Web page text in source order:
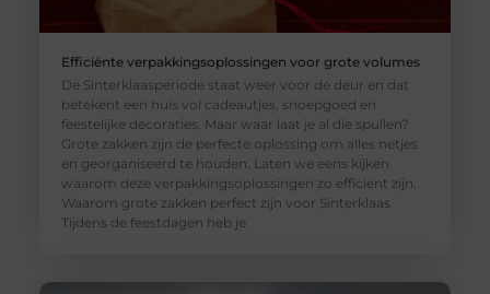
Efficiënte verpakkingsoplossingen voor grote volumes
De Sinterklaasperiode staat weer voor de deur en dat
betekent een huis vol cadeautjes, snoepgoed en
feestelijke decoraties. Maar waar laat je al die spullen?
Grote zakken zijn de perfecte oplossing om alles netjes
en georganiseerd te houden. Laten we eens kijken
waarom deze verpakkingsoplossingen zo efficiënt zijn.
Waarom grote zakken perfect zijn voor Sinterklaas
Tijdens de feestdagen heb je